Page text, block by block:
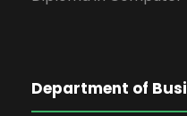
Department of